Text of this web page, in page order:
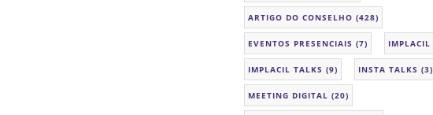
ARTIGO DO CONSELHO (428)
EVENTOS PRESENCIAIS (7) IMPLACIL
IMPLACIL TALKS (9) INSTA TALKS (3)
MEETING DIGITAL (20)